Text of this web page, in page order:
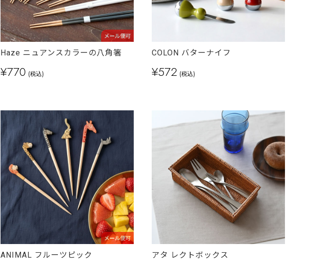
メール便可
Haze ニュアンスカラーの八角箸
¥770 (税込)
COLON バターナイフ
¥572 (税込)
メール便可
ANIMAL フルーツピック アタ レクトボックス